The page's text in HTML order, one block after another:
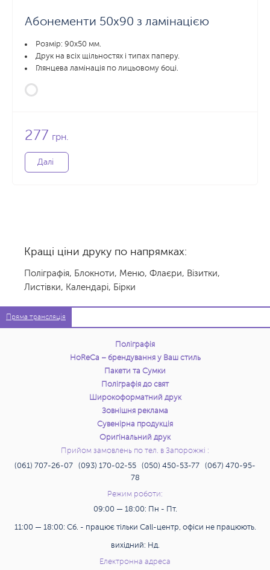
Абонементи 50х90 з ламінацією
Розмір: 90x50 мм.
Друк на всіх щільностях і типах паперу.
Глянцева ламінація по лицьовому боці.
277 грн.
Далі
Кращі ціни друку по напрямках:
Поліграфія, Блокноти, Меню, Флаєри, Візитки,
Листівки, Календарі, Бірки
Пряма трансляція
Поліграфія
HoReCa – брендування у Ваш стиль
Пакети та Сумки
Поліграфія до свят
Широкоформатний друк
Зовнішня реклама
Сувенірна продукція
Оригінальний друк
Прийом замовлень по тел. в Запорожжі :
(061) 707-26-07 (093) 170-02-55 (050) 450-53-77 (067) 470-95-
78
Режим роботи:
09:00 — 18:00: Пн - Пт.
11:00 — 18:00: Сб. - працює тільки Call-центр, офіси не працюють.
вихідний: Нд.
Електронна адреса